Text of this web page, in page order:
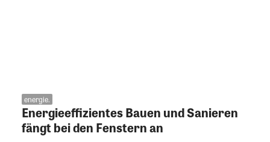
energie.
Energieeffizientes Bauen und Sanieren
fängt bei den Fenstern an